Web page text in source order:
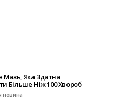
Яка Здатна
Більше Ніж 100 Хвороб
новина